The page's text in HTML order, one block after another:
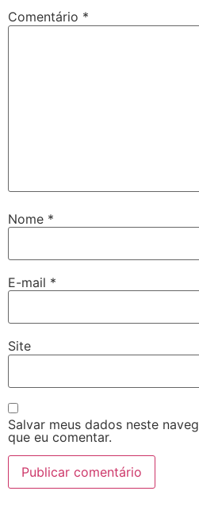
Comentário *
Nome *
E-mail *
Site
Salvar meus dados neste
que eu comentar.